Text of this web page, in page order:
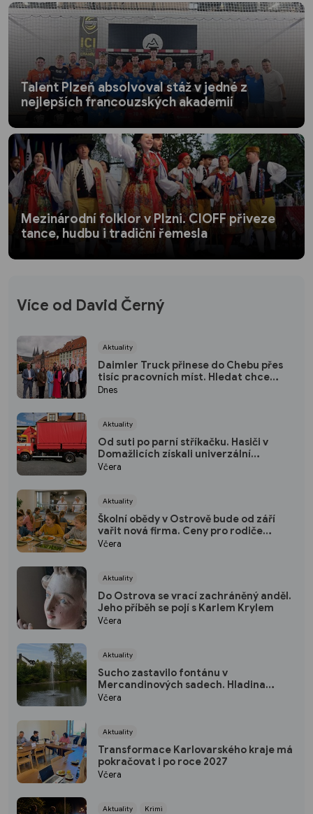
Talent Plzeň absolvoval stáž v jedné z
nejlepších francouzských akademií
Mezinárodní folklor v Plzni. CIOFF přiveze
tance, hudbu i tradiční řemesla
Více od David Černý
Aktuality
Daimler Truck přinese do Chebu přes
tisíc pracovních míst. Hledat chce
hlavně lidi z regionu
Dnes
Aktuality
Od suti po parní stříkačku. Hasiči v
Domažlicích získali univerzální
kontejner
Včera
Aktuality
Školní obědy v Ostrově bude od září
vařit nová firma. Ceny pro rodiče
zůstávají stejné
Včera
Aktuality
Do Ostrova se vrací zachráněný anděl.
Jeho příběh se pojí s Karlem Krylem
Včera
Aktuality
Sucho zastavilo fontánu v
Mercandinových sadech. Hladina
rybníka výrazně klesla
Včera
Aktuality
Transformace Karlovarského kraje má
pokračovat i po roce 2027
Včera
Aktuality Krimi